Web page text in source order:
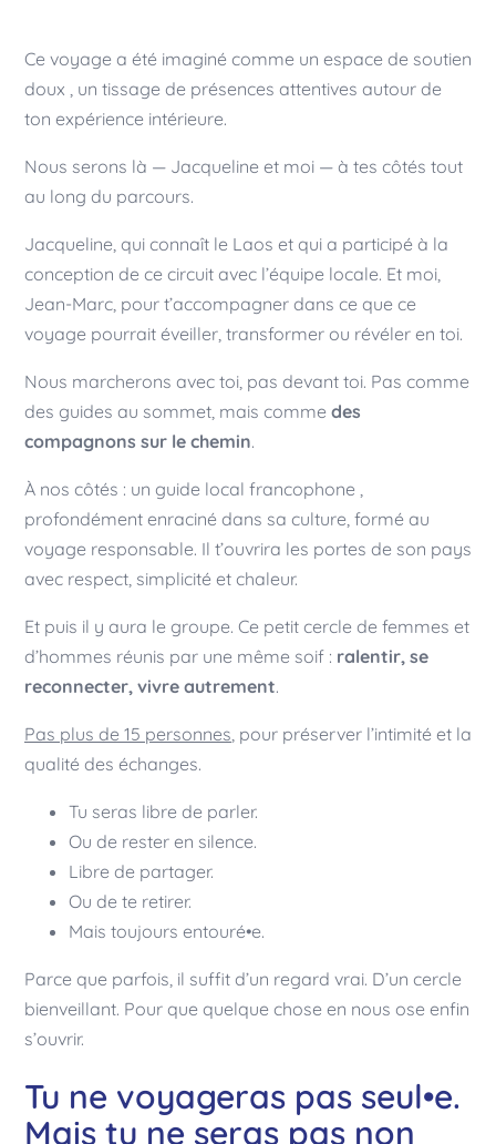
Ce voyage a été imaginé comme un espace de soutien
doux , un tissage de présences attentives autour de
ton expérience intérieure.
Nous serons là — Jacqueline et moi — à tes côtés tout
au long du parcours.
Jacqueline, qui connaît le Laos et qui a participé à la
conception de ce circuit avec l’équipe locale. Et moi,
Jean-Marc, pour t’accompagner dans ce que ce
voyage pourrait éveiller, transformer ou révéler en toi.
Nous marcherons avec toi, pas devant toi. Pas comme
des guides au sommet, mais comme des
compagnons sur le chemin.
À nos côtés : un guide local francophone ,
profondément enraciné dans sa culture, formé au
voyage responsable. Il t’ouvrira les portes de son pays
avec respect, simplicité et chaleur.
Et puis il y aura le groupe. Ce petit cercle de femmes et
d’hommes réunis par une même soif : ralentir, se
reconnecter, vivre autrement.
Pas plus de 15 personnes, pour préserver l’intimité et la
qualité des échanges.
Tu seras libre de parler.
Ou de rester en silence.
Libre de partager.
Ou de te retirer.
Mais toujours entouré•e.
Parce que parfois, il suffit d’un regard vrai. D’un cercle
bienveillant. Pour que quelque chose en nous ose enfin
s’ouvrir.
Tu ne voyageras pas seul•e.
Mais tu ne seras pas non